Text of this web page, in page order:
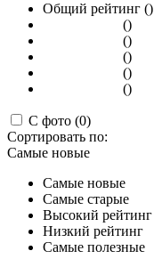
Общий рейтинг ()
()
()
()
()
()
С фото (0)
Сортировать по:
Самые новые
Самые новые
Самые старые
Высокий рейтинг
Низкий рейтинг
Самые полезные